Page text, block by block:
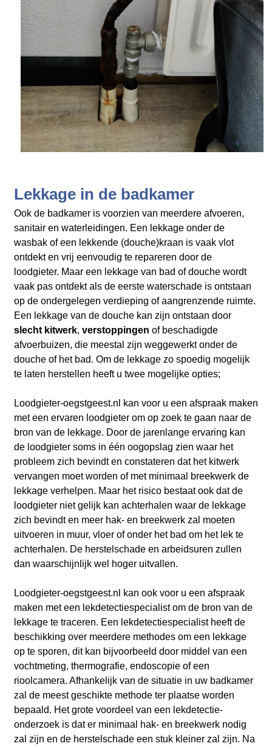
Lekkage in de badkamer
Ook de badkamer is voorzien van meerdere afvoeren,
sanitair en waterleidingen. Een lekkage onder de
wasbak of een lekkende (douche)kraan is vaak vlot
ontdekt en vrij eenvoudig te repareren door de
loodgieter. Maar een lekkage van bad of douche wordt
vaak pas ontdekt als de eerste waterschade is ontstaan
op de ondergelegen verdieping of aangrenzende ruimte.
Een lekkage van de douche kan zijn ontstaan door
slecht kitwerk, verstoppingen of beschadigde
afvoerbuizen, die meestal zijn weggewerkt onder de
douche of het bad. Om de lekkage zo spoedig mogelijk
te laten herstellen heeft u twee mogelijke opties;
Loodgieter-oegstgeest.nl kan voor u een afspraak maken
met een ervaren loodgieter om op zoek te gaan naar de
bron van de lekkage. Door de jarenlange ervaring kan
de loodgieter soms in één oogopslag zien waar het
probleem zich bevindt en constateren dat het kitwerk
vervangen moet worden of met minimaal breekwerk de
lekkage verhelpen. Maar het risico bestaat ook dat de
loodgieter niet gelijk kan achterhalen waar de lekkage
zich bevindt en meer hak- en breekwerk zal moeten
uitvoeren in muur, vloer of onder het bad om het lek te
achterhalen. De herstelschade en arbeidsuren zullen
dan waarschijnlijk wel hoger uitvallen.
Loodgieter-oegstgeest.nl kan ook voor u een afspraak
maken met een lekdetectiespecialist om de bron van de
lekkage te traceren. Een lekdetectiespecialist heeft de
beschikking over meerdere methodes om een lekkage
op te sporen, dit kan bijvoorbeeld door middel van een
vochtmeting, thermografie, endoscopie of een
rioolcamera. Afhankelijk van de situatie in uw badkamer
zal de meest geschikte methode ter plaatse worden
bepaald. Het grote voordeel van een lekdetectie-
onderzoek is dat er minimaal hak- en breekwerk nodig
zal zijn en de herstelschade een stuk kleiner zal zijn. Na